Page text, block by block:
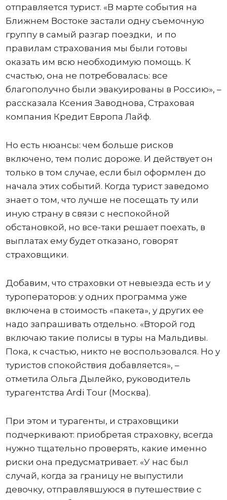
отправляется турист. «В марте события на
Ближнем Востоке застали одну съемочную
группу в самый разгар поездки, и по
правилам страхования мы были готовы
оказать им всю необходимую помощь. К
счастью, она не потребовалась: все
благополучно были эвакуированы в Россию», –
рассказала Ксения Заводнова, Страховая
компания Кредит Европа Лайф.
Но есть нюансы: чем больше рисков
включено, тем полис дороже. И действует он
только в том случае, если был оформлен до
начала этих событий. Когда турист заведомо
знает о том, что лучше не посещать ту или
иную страну в связи с неспокойной
обстановкой, но все-таки решает поехать, в
выплатах ему будет отказано, говорят
страховщики.
Добавим, что страховки от невыезда есть и у
туроператоров: у одних программа уже
включена в стоимость «пакета», у других ее
надо запрашивать отдельно. «Второй год
включаю такие полисы в туры на Мальдивы.
Пока, к счастью, никто не воспользовался. Но у
туристов спокойствия добавляется», –
отметила Ольга Дылейко, руководитель
турагентства Ardi Tour (Москва).
При этом и турагенты, и страховщики
подчеркивают: приобретая страховку, всегда
нужно тщательно проверять, какие именно
риски она предусматривает. «У нас был
случай, когда за границу не выпустили
девочку, отправлявшуюся в путешествие с